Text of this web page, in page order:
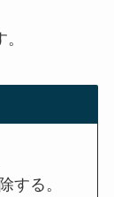
する。